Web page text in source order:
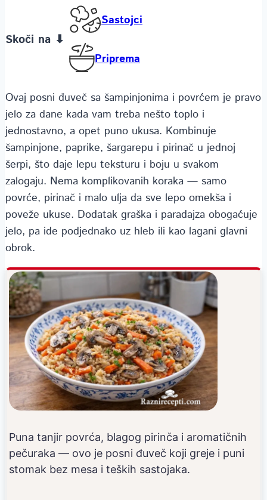
Skoči na ⬇
Sastojci
Priprema
Ovaj posni đuveč sa šampinjonima i povrćem je pravo
jelo za dane kada vam treba nešto toplo i
jednostavno, a opet puno ukusa. Kombinuje
šampinjone, paprike, šargarepu i pirinač u jednoj
šerpi, što daje lepu teksturu i boju u svakom
zalogaju. Nema komplikovanih koraka — samo
povrće, pirinač i malo ulja da sve lepo omekša i
poveže ukuse. Dodatak graška i paradajza obogaćuje
jelo, pa ide podjednako uz hleb ili kao lagani glavni
obrok.
Puna tanjir povrća, blagog pirinča i aromatičnih
pečuraka — ovo je posni đuveč koji greje i puni
stomak bez mesa i teških sastojaka.